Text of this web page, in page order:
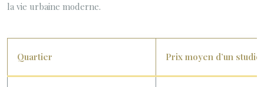
la vie urbaine moderne.
Quartier Prix moyen d’un